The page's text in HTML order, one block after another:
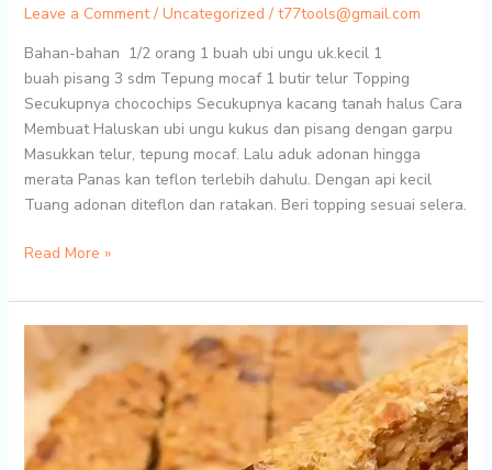
Leave a Comment / Uncategorized / t77tools@gmail.com
Bahan-bahan 1/2 orang 1 buah ubi ungu uk.kecil 1
buah pisang 3 sdm Tepung mocaf 1 butir telur Topping
Secukupnya chocochips Secukupnya kacang tanah halus Cara
Membuat Haluskan ubi ungu kukus dan pisang dengan garpu
Masukkan telur, tepung mocaf. Lalu aduk adonan hingga
merata Panas kan teflon terlebih dahulu. Dengan api kecil
Tuang adonan diteflon dan ratakan. Beri topping sesuai selera.
Resep
Ubi
Teflon
(Kudapan
gluten
free
no
Read More »